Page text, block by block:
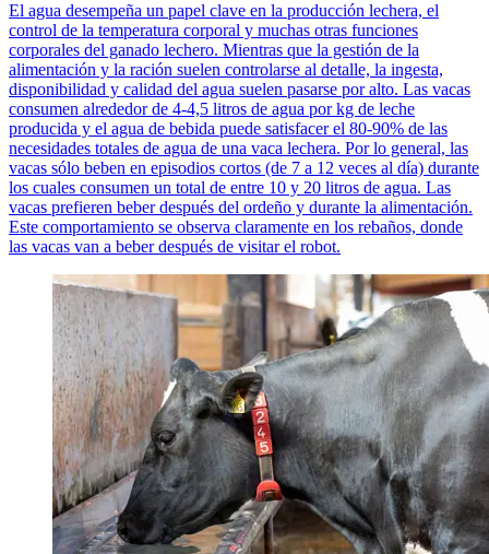
El agua desempeña un papel clave en la producción lechera, el
control de la temperatura corporal y muchas otras funciones
corporales del ganado lechero. Mientras que la gestión de la
alimentación y la ración suelen controlarse al detalle, la ingesta,
disponibilidad y calidad del agua suelen pasarse por alto. Las vacas
consumen alrededor de 4-4,5 litros de agua por kg de leche
producida y el agua de bebida puede satisfacer el 80-90% de las
necesidades totales de agua de una vaca lechera. Por lo general, las
vacas sólo beben en episodios cortos (de 7 a 12 veces al día) durante
los cuales consumen un total de entre 10 y 20 litros de agua. Las
vacas prefieren beber después del ordeño y durante la alimentación.
Este comportamiento se observa claramente en los rebaños, donde
las vacas van a beber después de visitar el robot.